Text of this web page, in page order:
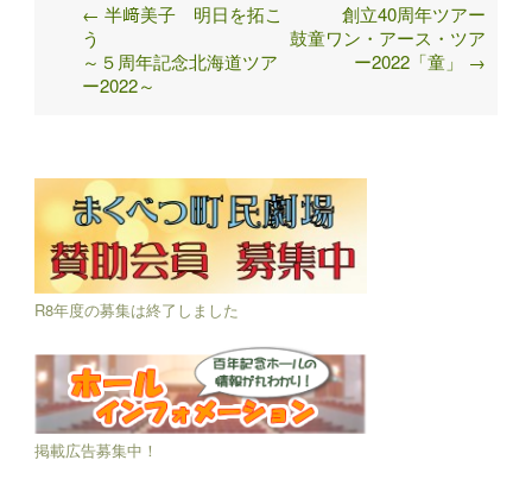
Post
navigation
← 半﨑美子 明日を拓こ
う
～５周年記念北海道ツア
ー2022～
創立40周年ツアー
鼓童ワン・アース・ツア
ー2022「童」
→
R8年度の募集は終了しました
掲載広告募集中！